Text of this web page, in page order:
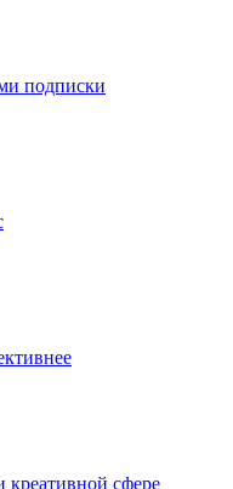
подписки
креативной сфере